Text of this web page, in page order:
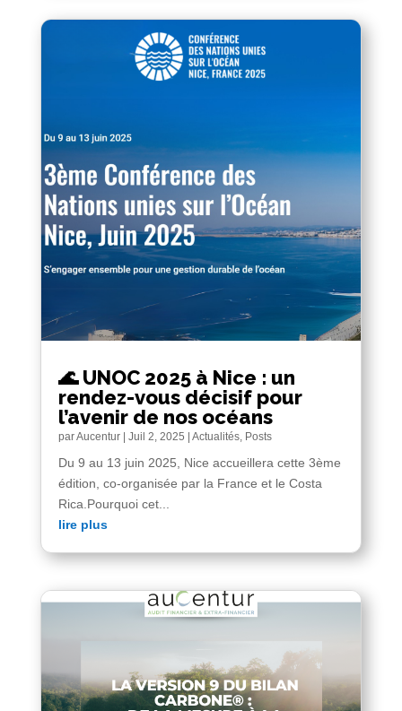
🌊 UNOC 2025 à Nice : un
rendez-vous décisif pour
l’avenir de nos océans
parAucentur| Juil 2, 2025 | Actualités, Posts
Du 9 au 13 juin 2025, Nice accueillera cette 3ème
édition, co-organisée par la France et le Costa
Rica.Pourquoi cet...
lire plus